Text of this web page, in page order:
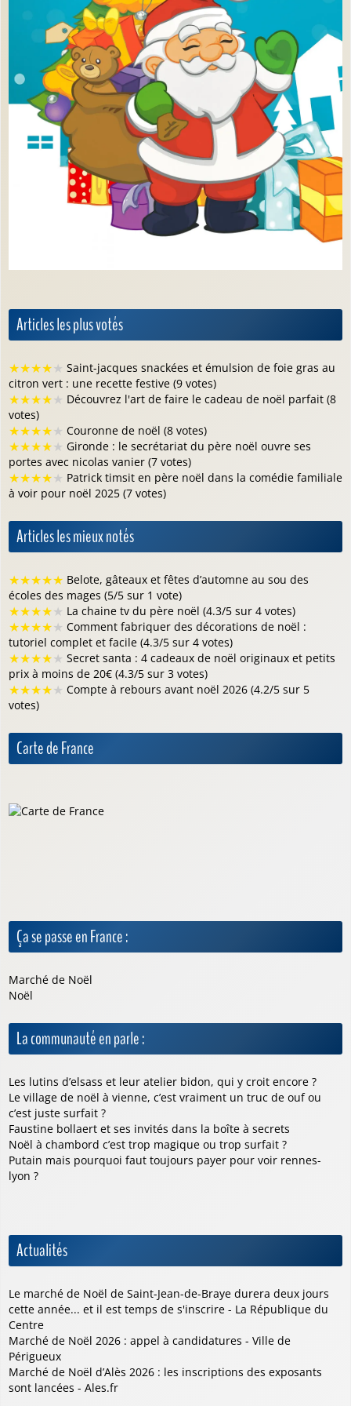
Articles les plus votés
★★★★★ Saint-jacques snackées et émulsion de foie gras au
citron vert : une recette festive (9 votes)
★★★★★ Découvrez l'art de faire le cadeau de noël parfait (8
votes)
★★★★★ Couronne de noël (8 votes)
★★★★★ Gironde : le secrétariat du père noël ouvre ses
portes avec nicolas vanier (7 votes)
★★★★★ Patrick timsit en père noël dans la comédie familiale
à voir pour noël 2025 (7 votes)
Articles les mieux notés
★★★★★ Belote, gâteaux et fêtes d’automne au sou des
écoles des mages (5/5 sur 1 vote)
★★★★★ La chaine tv du père noël (4.3/5 sur 4 votes)
★★★★★ Comment fabriquer des décorations de noël :
tutoriel complet et facile (4.3/5 sur 4 votes)
★★★★★ Secret santa : 4 cadeaux de noël originaux et petits
prix à moins de 20€ (4.3/5 sur 3 votes)
★★★★★ Compte à rebours avant noël 2026 (4.2/5 sur 5
votes)
Carte de France
Ça se passe en France :
Marché de Noël
Noël
La communauté en parle :
Les lutins d’elsass et leur atelier bidon, qui y croit encore ?
Le village de noël à vienne, c’est vraiment un truc de ouf ou
c’est juste surfait ?
Faustine bollaert et ses invités dans la boîte à secrets
Noël à chambord c’est trop magique ou trop surfait ?
Putain mais pourquoi faut toujours payer pour voir rennes-
lyon ?
Actualités
Le marché de Noël de Saint-Jean-de-Braye durera deux jours
cette année... et il est temps de s'inscrire - La République du
Centre
Marché de Noël 2026 : appel à candidatures - Ville de
Périgueux
Marché de Noël d’Alès 2026 : les inscriptions des exposants
sont lancées - Ales.fr